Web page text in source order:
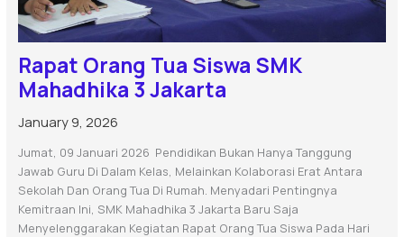
Rapat Orang Tua Siswa SMK
Mahadhika 3 Jakarta
January 9, 2026
Jumat, 09 Januari 2026 Pendidikan Bukan Hanya Tanggung
Jawab Guru Di Dalam Kelas, Melainkan Kolaborasi Erat Antara
Sekolah Dan Orang Tua Di Rumah. Menyadari Pentingnya
Kemitraan Ini, SMK Mahadhika 3 Jakarta Baru Saja
Menyelenggarakan Kegiatan Rapat Orang Tua Siswa Pada Hari